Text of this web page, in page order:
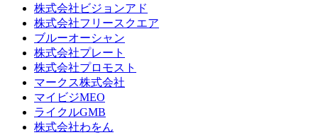
株式会社ビジョンアド
株式会社フリースクエア
ブルーオーシャン
株式会社プレート
株式会社プロモスト
マークス株式会社
マイビジMEO
ライクルGMB
株式会社わをん